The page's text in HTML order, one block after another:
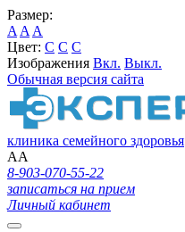
Размер:
A A A
Цвет: C C C
Изображения Вкл. Выкл.
Обычная версия сайта
клиника семейного здоровья
AA
8-903-070-55-22
записаться на прием
Личный кабинет